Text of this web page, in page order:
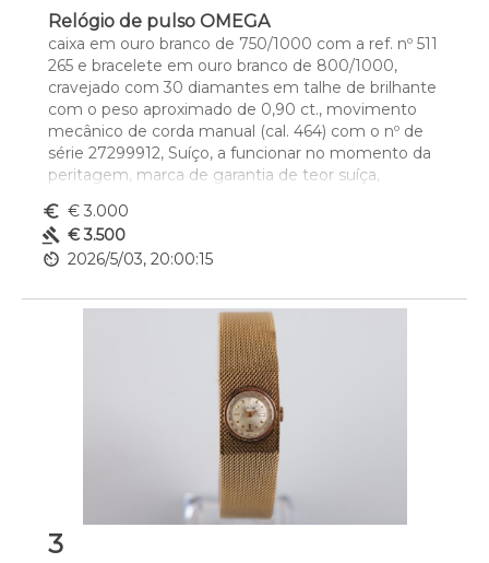
Relógio de pulso OMEGA
caixa em ouro branco de 750/1000 com a ref. nº 511
265 e bracelete em ouro branco de 800/1000,
cravejado com 30 diamantes em talhe de brilhante
com o peso aproximado de 0,90 ct., movimento
mecânico de corda manual (cal. 464) com o nº de
série 27299912, Suíço, a funcionar no momento da
peritagem, marca de garantia de teor suíça,
marca de ourives de Nunes Garrido & Irmão (reg.
1956) (Vidal - 28, 32 e 3276), sem caixa e sem
documentos
Peso - (bruto) 46,7 g.
euro_symbol € 3.000
gavel € 3.500
av_timer 2026/5/03, 20:00:15
3